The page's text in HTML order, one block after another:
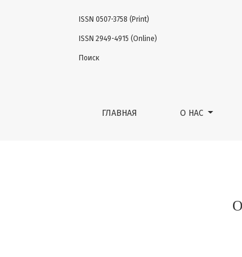
Особенности течения меланомы на
ГЛАВНАЯ О НАС
ISSN 0507-3758 (Print)
ISSN 2949-4915 (Online)
Поиск